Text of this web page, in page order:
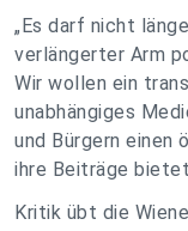
„Es darf nicht
verlängerter Arm
Wir wollen ein
unabhängiges
und Bürgern
ihre Beiträge
Kritik übt die